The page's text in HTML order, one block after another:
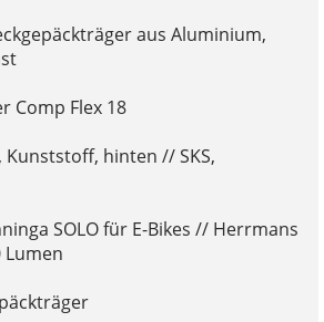
aus Aluminium,
Comp Flex 18
Kunststoff, hinten // SKS,
SOLO für E-Bikes // Herrmans
Lumen